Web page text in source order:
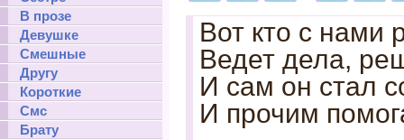
В прозе
Девушке
Смешные
Другу
Короткие
Смс
Брату
Вот кто с нами
Ведет дела,
И сам он стал
И прочим